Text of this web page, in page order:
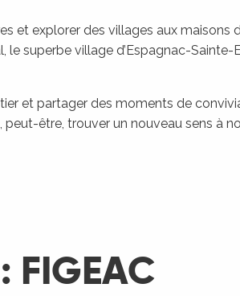
et explorer des villages aux maisons
superbe village d’Espagnac-Sainte-
et partager des moments de
être, trouver un nouveau sens à
FIGEAC